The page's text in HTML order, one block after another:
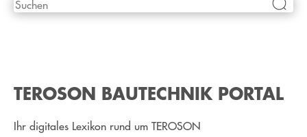
TEROSON BAUTECHNIK PORTAL
Ihr digitales Lexikon rund um TEROSON